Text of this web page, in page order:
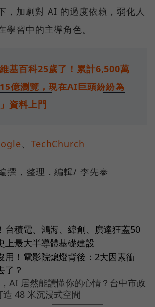
，加劇對 AI 的過度依賴，弱化人
學習中的主導角色。
維基百科25歲了！累計6,500萬
億瀏覽，現在AI巨頭紛紛為
資料上門
、 TechChurch
撰，整理．編輯/ 李先泰
台積電、鴻海、緯創、廣達狂蓋50
上最大半導體基礎建設
用！電影院熄燈背後：2大因素衝
了？
AI 居然能讀懂你的心情？台中市政
造 48 米沉浸式空間